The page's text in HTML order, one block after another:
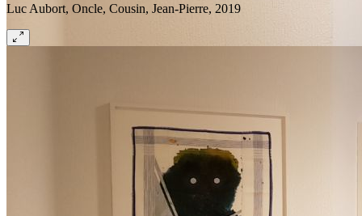
Luc Aubort, Oncle, Cousin, Jean-Pierre, 2019